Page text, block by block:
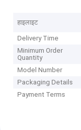
हाइलाइट
Delivery Time
Minimum Order
Quantity
Model Number
Packaging Details
Payment Terms